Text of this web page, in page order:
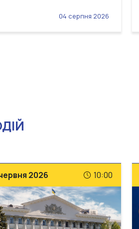
04 серпня 2026
2026 10:00